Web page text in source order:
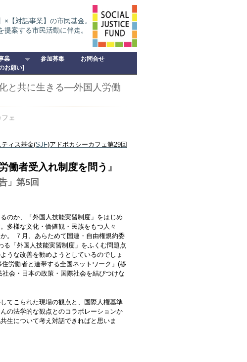
【対話事業】の市民基金。
案する市民活動に伴走。
業
お願い]
参加募集 お問合せ
と共に生きる―外国人労働
ェ
ティス基金(SJF)アドボカシーカフェ第29回
働者受入れ制度を問う 』
」第5回
のか、「外国人技能実習制度」をはじめ
多様な文化・価値観・民族をもつ人々
。 ７月、あらためて国連・自由権規約委
る「外国人技能実習制度」をふくむ問題点
うな改善を勧めようとしているのでしょ
労働者と連帯する全国ネットワーク」 (移
会・日本の政策・国際社会を結びつけな
てこられた現場の観点と、国際人権基準
の法学的な観点とのコラボレーションか
生について考え対話できればと思いま